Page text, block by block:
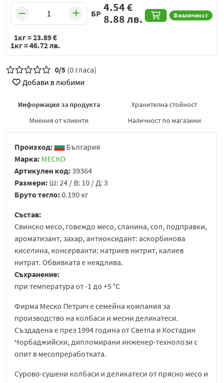
БР В наличност
4.54€
8.88лв.
1кг =23.89€
1кг =46.72лв.
0/5 (0 гласа)
Добави в любими
Информация за продукта
Хранителна стойност
Мнения от клиенти
Наличност по магазини
Произход:
България
Марка: МЕСКО
Артикулен код: 39364
Размери: Ш: 24 / В: 10 / Д: 3
Бруто тегло: 0.190 кг
Състав:
Свинско месо, говеждо месо, сланина, сол, подправки,
ароматизант, захар, антиоксидант: аскорбинова
киселина, консерванти: натриев нитрит, калиев
нитрат. Обвивката е неядлива.
Съхранение:
при температура от -1 до +5 °С
Фирма Меско Петрич е семейна компания за
производство на колбаси и месни деликатеси.
Създадена е през 1994 година от Светла и Костадин
Чорбаджийски, дипломирани инженер-технолози с
опит в месопреработката.
Сурово-сушени колбаси и деликатеси от прясно месо и